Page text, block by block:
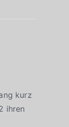
kurz
ihren